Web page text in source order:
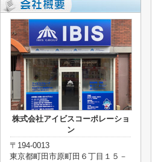
株式会社アイビスコーポレーショ
ン
〒194-0013
東京都町田市原町田６丁目１５－